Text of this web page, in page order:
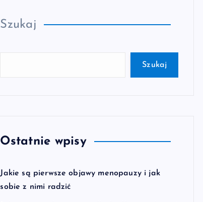
Szukaj
Szukaj
Ostatnie wpisy
Jakie są pierwsze objawy menopauzy i jak
sobie z nimi radzić